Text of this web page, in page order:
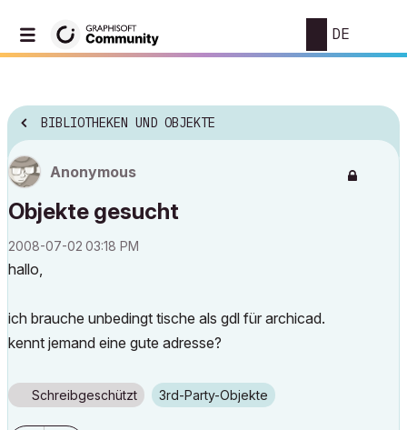
DE
BIBLIOTHEKEN UND OBJEKTE
Anonymous
Objekte gesucht
‎2008-07-02 03:18 PM
hallo,
ich brauche unbedingt tische als gdl für archicad.
kennt jemand eine gute adresse?
Schreibgeschützt 3rd-Party-Objekte